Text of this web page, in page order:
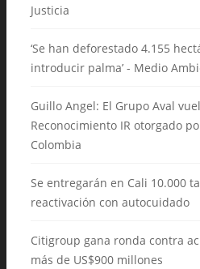
Justicia
‘Se han deforestado 4.155
introducir palma’ - Medio
Guillo Angel: El Grupo Aval
Reconocimiento IR otorgado
Colombia
Se entregarán en Cali 10.000
reactivación con autocuidado
Citigroup gana ronda contra
más de US$900 millones